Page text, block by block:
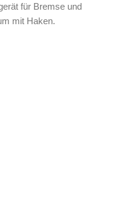
für Bremse und
mit Haken.